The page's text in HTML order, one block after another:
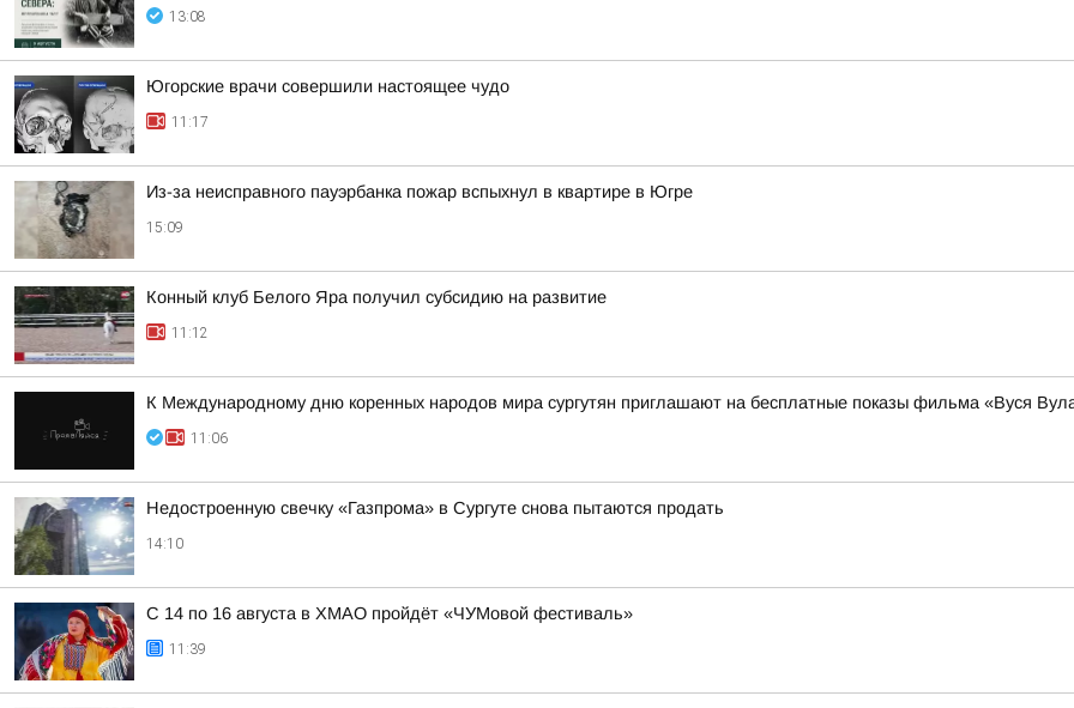
13:08
Югорские врачи совершили настоящее чудо
11:17
Из-за неисправного пауэрбанка пожар вспыхнул в квартире в Югре
15:09
Конный клуб Белого Яра получил субсидию на развитие
11:12
К Международному дню коренных народов мира сургутян приглашают на бесплатные показы фильма «Вуся
11:06
Недостроенную свечку «Газпрома» в Сургуте снова пытаются продать
14:10
С 14 по 16 августа в ХМАО пройдёт «ЧУМовой фестиваль»
11:39